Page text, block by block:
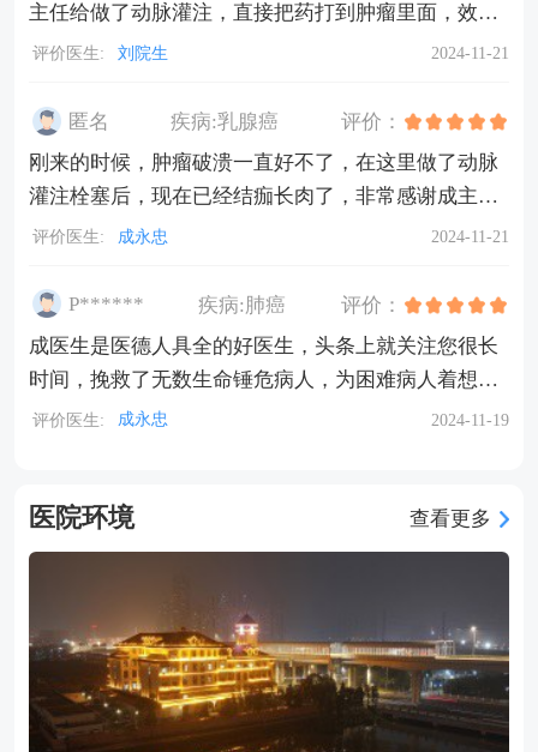
主任给做了动脉灌注，直接把药打到肿瘤里面，效果
很明显，肿瘤缩小很快，而且做完恢复也很快，几天
父亲做的治疗。
评价医生: 刘院生 2024-11-21
匿名 疾病:乳腺癌
评价：
刚来的时候，肿瘤破溃一直好不了，在这里做了动脉
灌注栓塞后，现在已经结痂长肉了，非常感谢成主任
和护士的悉心照顾，医院环境很好，设备技术也很专
评价医生: 成永忠 2024-11-21
P****** 疾病: 肺癌
评价：
成医生是医德人具全的好医生，头条上就关注您很长
时间，挽救了无数生命锤危病人，为困难病人着想，
尽量减轻病经济负担，用最好方案，节省费用，要给
评价医生: 成永忠 2024-11-19
医院环境 查看更多